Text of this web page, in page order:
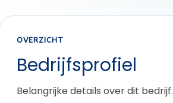
OVERZICHT
Bedrijfsprofiel
Belangrijke details over dit bedrijf.